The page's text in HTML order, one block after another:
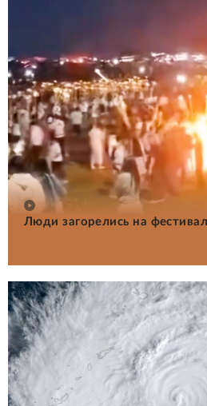
Люди загорелись на